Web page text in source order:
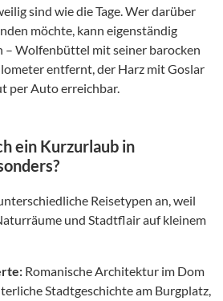
sind wie die Tage. Wer darüber
möchte, kann eigenständig
– Wolfenbüttel mit seiner barocken
entfernt, der Harz mit Goslar
per Auto erreichbar.
ein Kurzurlaub in
Reisetypen an, weil
und Stadtflair auf kleinem
Romanische Architektur im Dom
Stadtgeschichte am Burgplatz,